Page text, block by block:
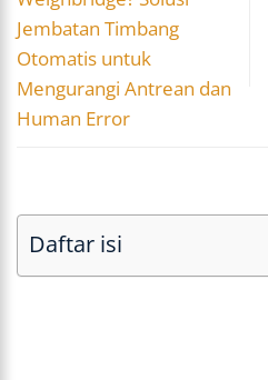
Daftar isi
Jembatan Timbang
Otomatis untuk
Mengurangi Antrean dan
Human Error